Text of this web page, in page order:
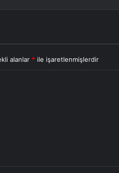
alanlar * ile işaretlenmişlerdir